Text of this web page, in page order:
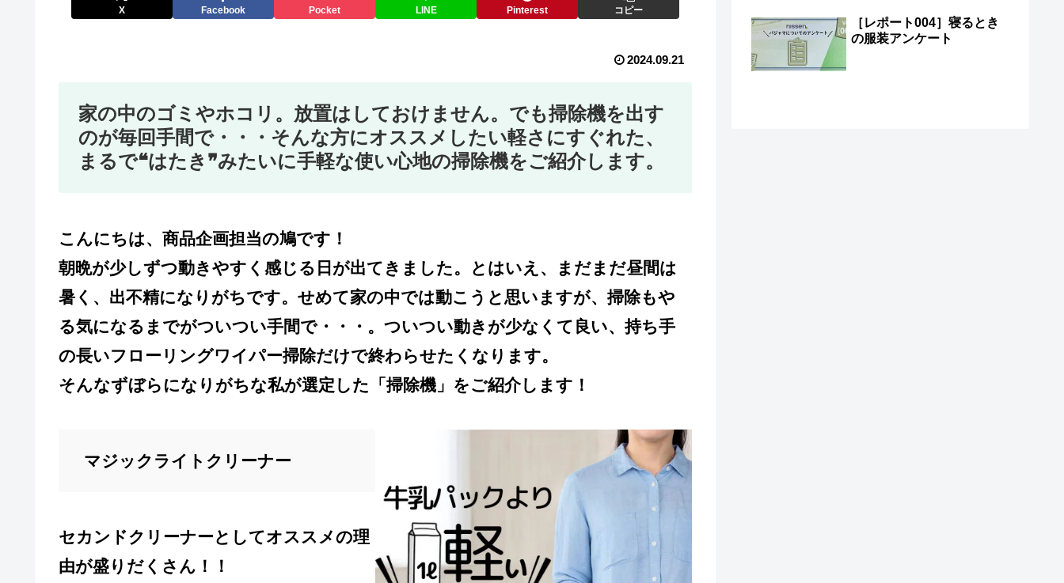
X Facebook Pocket LINE Pinterest コピー
2024.09.21
家の中のゴミやホコリ。放置はしておけません。でも掃除機を出す
のが毎回手間で・・・そんな方にオススメしたい軽さにすぐれた、
まるで❝はたき❞みたいに手軽な使い心地の掃除機をご紹介します。
こんにちは、商品企画担当の鳩です！
朝晩が少しずつ動きやすく感じる日が出てきました。とはいえ、まだまだ昼間は
暑く、出不精になりがちです。せめて家の中では動こうと思いますが、掃除もや
る気になるまでがついつい手間で・・・。ついつい動きが少なくて良い、持ち手
の長いフローリングワイパー掃除だけで終わらせたくなります。
そんなずぼらになりがちな私が選定した「掃除機」をご紹介します！
マジックライトクリーナー
セカンドクリーナーとしてオススメの理
由が盛りだくさん！！
［レポート004］寝るとき
の服装アンケート